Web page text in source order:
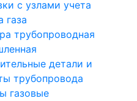
с узлами учета
газа
трубопроводная
детали и
трубопровода
газовые